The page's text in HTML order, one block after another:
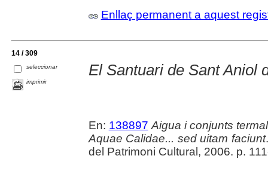
Enllaç permanent a aquest
14 / 309
seleccionar
imprimir
El Santuari de Sant Aniol
En: 138897 Aigua i conjunts
Aquae Calidae... sed uitam faciunt
del Patrimoni Cultural, 2006. p.